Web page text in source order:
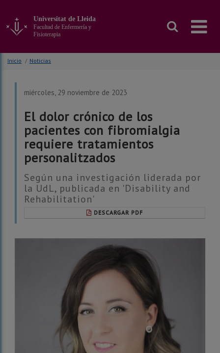
contenido
principal
la
página
Universitat de Lleida
Facultad de Enfermería y
Fisioterapia
Inicio / Noticias
miércoles, 29 noviembre de 2023
El dolor crónico de los
pacientes con fibromialgia
requiere tratamientos
personalitzados
Según una investigación liderada por
la UdL, publicada en 'Disability and
Rehabilitation'
DESCARGAR PDF